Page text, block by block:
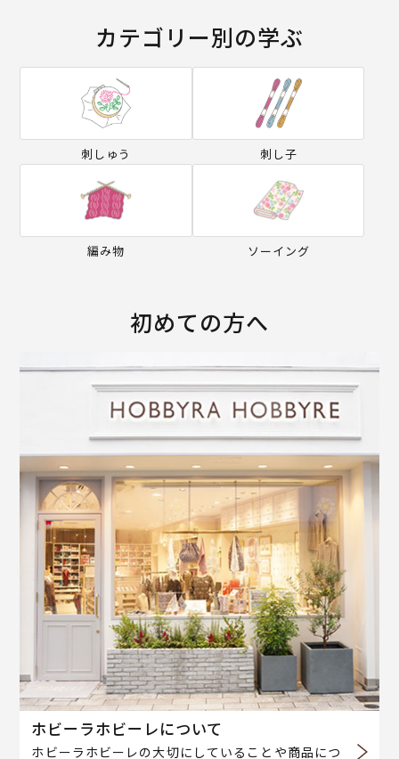
カテゴリー別の学ぶ
刺しゅう 刺し子
編み物 ソーイング
初めての方へ
ホビーラホビーレについて
ホビーラホビーレの大切にしていることや商品につ